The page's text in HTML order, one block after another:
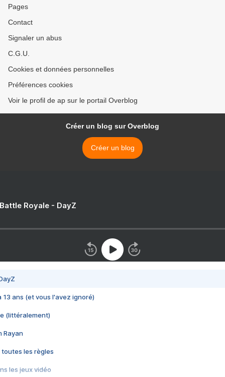
Pages
Contact
Signaler un abus
C.G.U.
Cookies et données personnelles
Préférences cookies
Voir le profil de ap sur le portail Overblog
Créer un blog sur Overblog
Créer un blog
Royale - DayZ
13 ans (et vous l'avez ignoré)
(littéralement)
Rayan
toutes les règles
les jeux vidéo